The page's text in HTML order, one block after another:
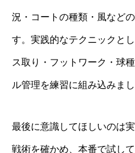
況・コートの種類・風など
す。実践的なテクニックと
ス取り・フットワーク・球
ル管理を練習に組み込みまし
最後に意識してほしいのは
戦術を確かめ、本番で試し